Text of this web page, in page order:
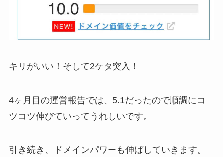
キリがいい！そして2ケタ突入！
4ヶ月目の運営報告では、5.1だったので順調にコ
ツコツ伸びていってうれしいです。
引き続き、ドメインパワーも伸ばしていきます。